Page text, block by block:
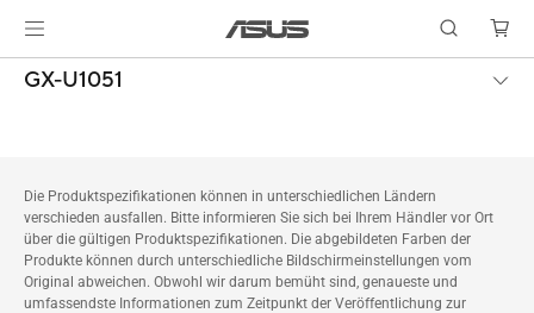
GX-U1051
Die Produktspezifikationen können in unterschiedlichen Ländern
verschieden ausfallen. Bitte informieren Sie sich bei Ihrem Händler vor Ort
über die gültigen Produktspezifikationen. Die abgebildeten Farben der
Produkte können durch unterschiedliche Bildschirmeinstellungen vom
Original abweichen. Obwohl wir darum bemüht sind, genaueste und
umfassendste Informationen zum Zeitpunkt der Veröffentlichung zur